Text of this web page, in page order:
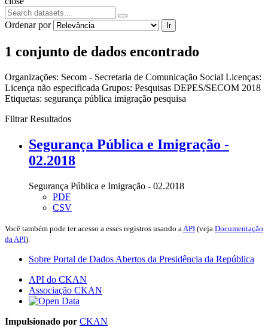
Ordenar por Ir
1 conjunto de dados encontrado
Organizações: Secom - Secretaria de Comunicação Social Licenças:
Licença não especificada Grupos: Pesquisas DEPES/SECOM 2018
Etiquetas: segurança pública imigração pesquisa
Filtrar Resultados
Segurança Pública e Imigração -
02.2018
Segurança Pública e Imigração - 02.2018
PDF
CSV
Você também pode ter acesso a esses registros usando a API (veja Documentação
da API).
Sobre Portal de Dados Abertos da Presidência da República
API do CKAN
Associação CKAN
Impulsionado por CKAN